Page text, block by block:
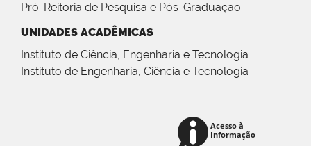
Pró-Reitoria de Pesquisa e Pós-Graduação
UNIDADES ACADÊMICAS
Instituto de Ciência, Engenharia e Tecnologia
Instituto de Engenharia, Ciência e Tecnologia